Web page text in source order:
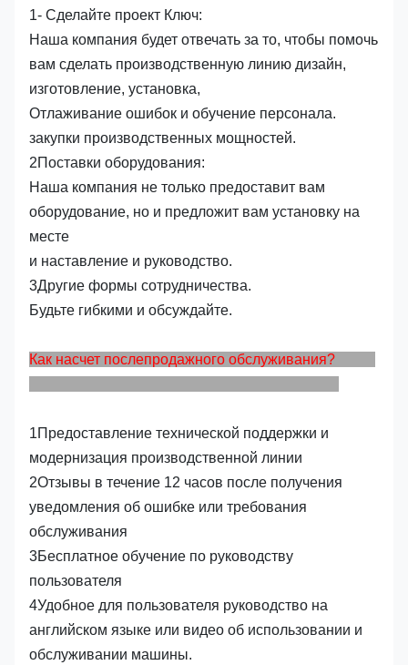
1- Сделайте проект Ключ:
Наша компания будет отвечать за то, чтобы помочь
вам сделать производственную линию дизайн,
изготовление, установка,
Отлаживание ошибок и обучение персонала.
закупки производственных мощностей.
2Поставки оборудования:
Наша компания не только предоставит вам
оборудование, но и предложит вам установку на
месте
и наставление и руководство.
3Другие формы сотрудничества.
Будьте гибкими и обсуждайте.
Как насчет послепродажного обслуживания?
1Предоставление технической поддержки и
модернизация производственной линии
2Отзывы в течение 12 часов после получения
уведомления об ошибке или требования
обслуживания
3Бесплатное обучение по руководству
пользователя
4Удобное для пользователя руководство на
английском языке или видео об использовании и
обслуживании машины.